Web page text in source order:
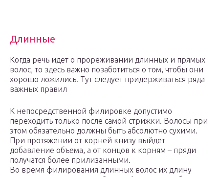
Длинные
Когда речь идет о прореживании длинных и прямых
волос, то здесь важно позаботиться о том, чтобы они
хорошо ложились. Тут следует придерживаться ряда
важных правил
К непосредственной филировке допустимо
переходить только после самой стрижки. Волосы при
этом обязательно должны быть абсолютно сухими.
При протяжении от корней книзу выйдет
добавление объема, а от концов к корням – пряди
получатся более прилизанными.
Во время филирования длинных волос их длину